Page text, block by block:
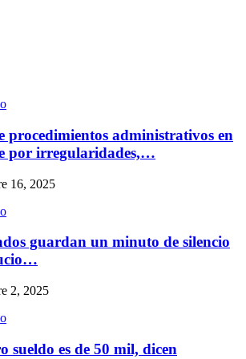
procedimientos administrativos en
por irregularidades,…
16, 2025
guardan un minuto de silencio
2, 2025
sueldo es de 50 mil, dicen